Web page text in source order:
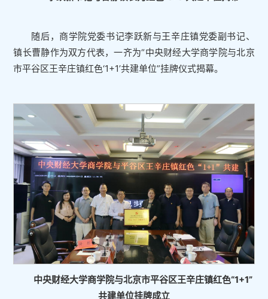
随后，商学院党委书记李跃新与王辛庄镇党委副书记、
镇长曹静作为双方代表，一齐为“中央财经大学商学院与北京
市平谷区王辛庄镇红色‘1+1’共建单位”挂牌仪式揭幕。
中央财经大学商学院与北京市平谷区王辛庄镇红色“1+1”
共建单位挂牌成立